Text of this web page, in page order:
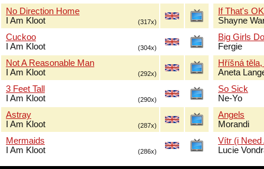
No Direction Home
I Am Kloot
(317x)
Cuckoo
I Am Kloot
(304x)
Not A Reasonable Man
I Am Kloot
(292x)
3 Feet Tall
I Am Kloot
(290x)
Astray
I Am Kloot
(287x)
Mermaids
I Am Kloot
(286x)
If That's
Shayne
Big Girls
Fergie
Hříšná
Aneta
So Sick
Ne-Yo
Angels
Morandi
Vítr (i Need
Lucie